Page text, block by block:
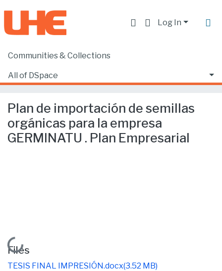
Log In
Communities & Collections
All of DSpace
Home
Plan de importación de semillas orgánicas para la empresa GERMINATU . Plan Empresarial
Plan de importación de semillas
orgánicas para la empresa
GERMINATU . Plan Empresarial
Loading...
Files
TESIS FINAL IMPRESIÓN.docx(3.52 MB)